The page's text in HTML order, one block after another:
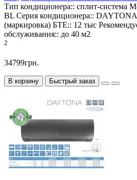
Тип кондиционера:: сплит-система
BL Серия кондиционера::
(маркировка) БТЕ:: 12 тыс
обслуживания:: до 40 м2
2
34799грн.
В корзину Быстрый заказ